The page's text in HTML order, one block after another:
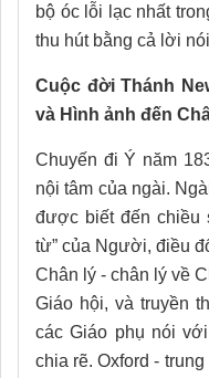
bộ óc lỗi lạc nhất
thu hút bằng cả lời
Cuộc đời Thánh
và Hình ảnh đến
Chuyến đi Ý năm
nội tâm của ngài.
được biết đến chiều
từ” của Người, điều
Chân lý - chân lý về
Giáo hội, và truyền
các Giáo phụ nói
chia rẽ. Oxford -